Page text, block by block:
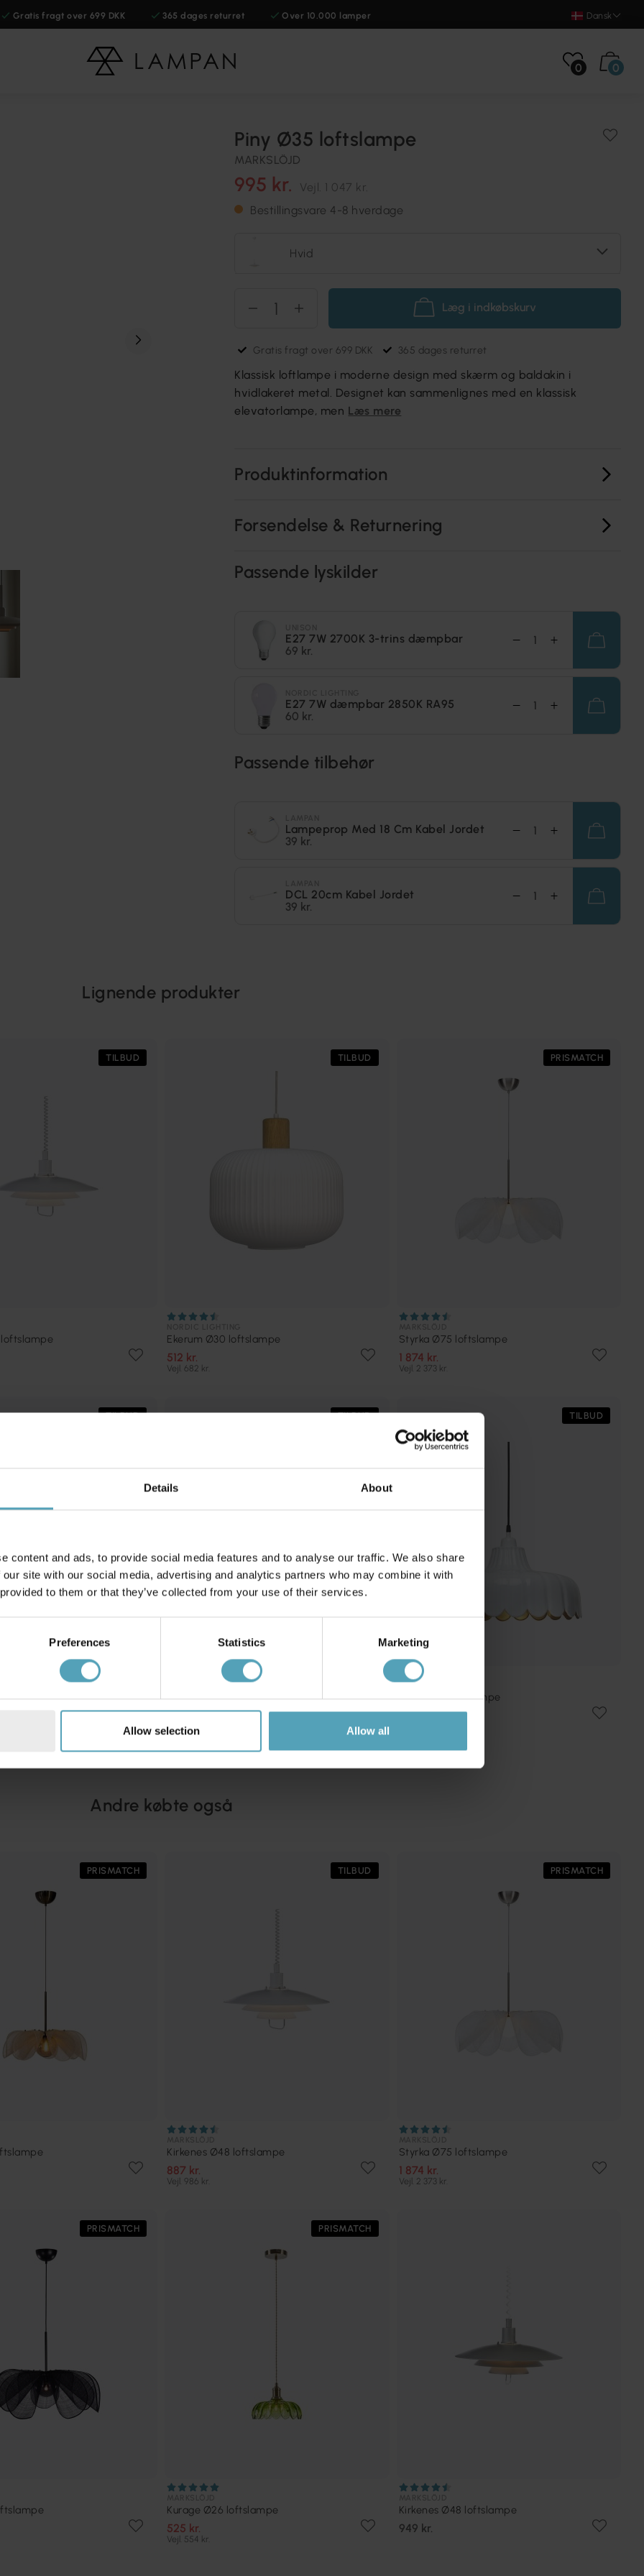
Details About
content and ads, to provide social media features and to analyse our traffic. We also share
site with our social media, advertising and analytics partners who may combine it with
to them or that they’ve collected from your use of their services.
Preferences Statistics Marketing
Allow selection Allow all
Gratis fragt over 699 DKK 365 dages returret Over 10.000 lamper Dansk
0 0
Piny Ø35 loftslampe
MARKSLÖJD
995 kr. Vejl. 1 047 kr.
Bestillingsvare 4-8 hverdage
Hvid
Læg i indkøbskurv
Gratis fragt over 699 DKK 365 dages returret
Klassisk loftlampe i moderne design med skærm og baldakin i
hvidlakeret metal. Designet kan sammenlignes med en klassisk
elevatorlampe, men Læs mere
Produktinformation
Forsendelse & Returnering
Passende lyskilder
E27 7W 2700K 3-trins dæmpbar
69 kr.
E27 7W dæmpbar 2850K RA95
60 kr.
Passende tilbehør
Lampeprop Med 18 Cm Kabel Jordet
39 kr.
DCL 20cm Kabel Jordet
39 kr.
Lignende produkter
TILBUD TILBUD
Ekerum Ø30 loftslampe
512 kr.
Vejl. 682 kr.
PRISMATCH
Styrka Ø75 loftslampe
1 874 kr.
Vejl. 2 373 kr.
TILBUD
Ophæng Ø58
TILBUD
Sofia Ø25 loftslampe
Vejl. 514 kr.
TILBUD
PR HOME
Wells Ø45 loftslampe
922 kr.
Andre købte også
PRISMATCH TILBUD
Kirkenes Ø48 loftslampe
887 kr.
Vejl. 986 kr.
PRISMATCH
Styrka Ø75 loftslampe
1 874 kr.
Vejl. 2 373 kr.
PRISMATCH PRISMATCH
Kurage Ø26 loftslampe
525 kr.
Vejl. 554 kr.
Kirkenes Ø48 loftslampe
949 kr.